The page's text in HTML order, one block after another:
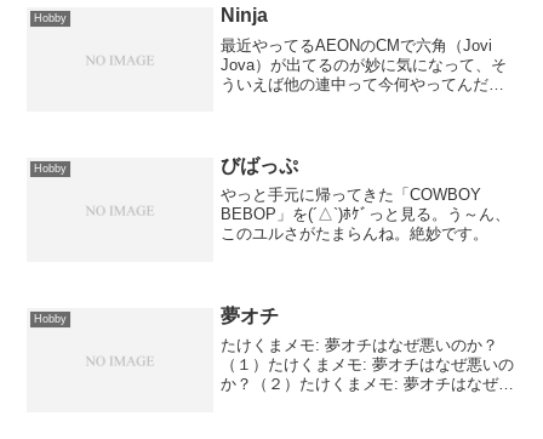
スクも...
Hobby Ninja
最近やってるAEONのCMで六角（Jovi
Jova）が出てるのが妙に気になって、そ
ういえば他の連中って今何やってんだろ
THE...
Hobby びばっぷ
やっと手元に帰ってきた「COWBOY
BEBOP」を(´△`)ﾎｹﾞっと見る。う～ん、
このユルさがたまらんね。絶妙です。
Hobby 夢オチ
たけくまメモ: 夢オチはなぜ悪いのか？
（１）たけくまメモ: 夢オチはなぜ悪いの
か？（２）たけくまメモ: 夢オチはなぜ悪